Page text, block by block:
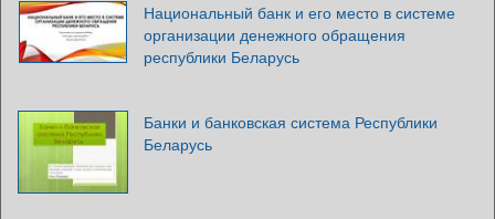
Национальный банк и его место в системе
организации денежного обращения
республики Беларусь
Банки и банковская система Республики
Беларусь